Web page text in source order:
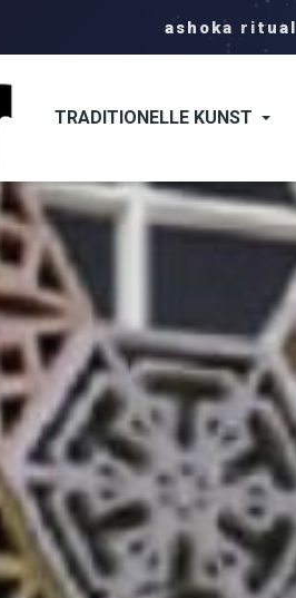
ashoka ritual
TRADITIONELLE KUNST